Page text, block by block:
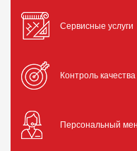
Сервисные услуги
Контроль качества
Персональный